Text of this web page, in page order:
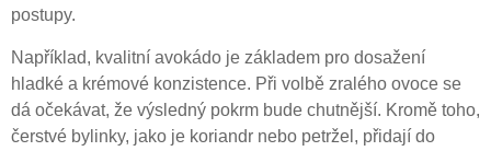
postupy.
Například, kvalitní avokádo je základem pro dosažení
hladké a krémové konzistence. Při volbě zralého ovoce se
dá očekávat, že výsledný pokrm bude chutnější. Kromě toho,
čerstvé bylinky, jako je koriandr nebo petržel, přidají do